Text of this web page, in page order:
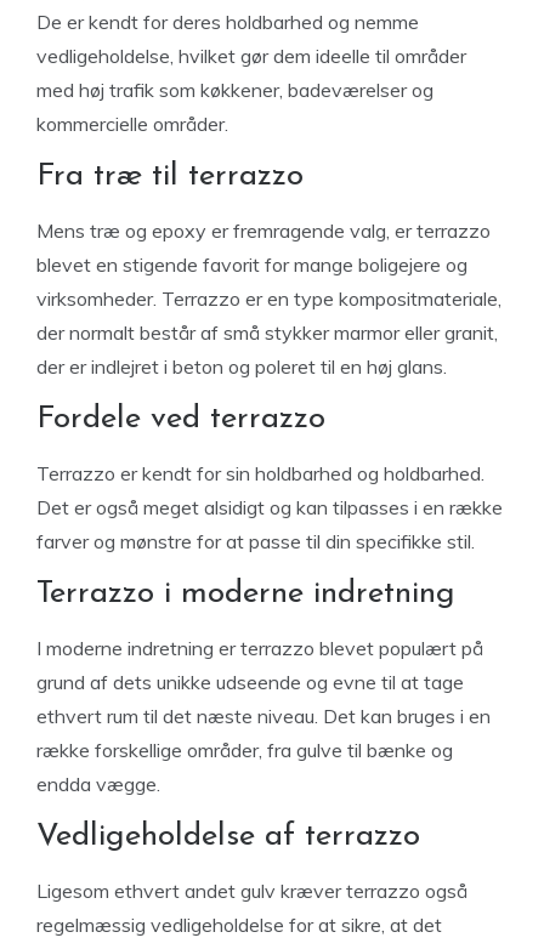
De er kendt for deres holdbarhed og nemme
vedligeholdelse, hvilket gør dem ideelle til områder
med høj trafik som køkkener, badeværelser og
kommercielle områder.
Fra træ til terrazzo
Mens træ og epoxy er fremragende valg, er terrazzo
blevet en stigende favorit for mange boligejere og
virksomheder. Terrazzo er en type kompositmateriale,
der normalt består af små stykker marmor eller granit,
der er indlejret i beton og poleret til en høj glans.
Fordele ved terrazzo
Terrazzo er kendt for sin holdbarhed og holdbarhed.
Det er også meget alsidigt og kan tilpasses i en række
farver og mønstre for at passe til din specifikke stil.
Terrazzo i moderne indretning
I moderne indretning er terrazzo blevet populært på
grund af dets unikke udseende og evne til at tage
ethvert rum til det næste niveau. Det kan bruges i en
række forskellige områder, fra gulve til bænke og
endda vægge.
Vedligeholdelse af terrazzo
Ligesom ethvert andet gulv kræver terrazzo også
regelmæssig vedligeholdelse for at sikre, at det